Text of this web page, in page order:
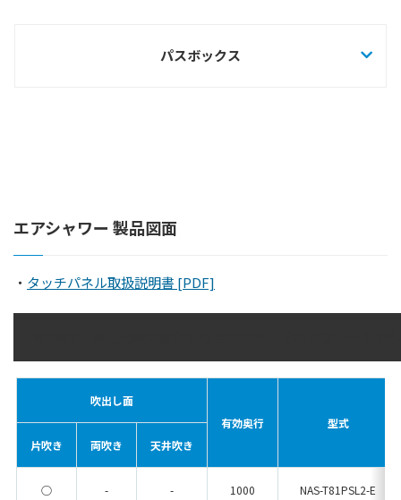
クリーンパッケージ モイストエアユニット
理念・代表あいさつ
自社工場の紹介
事業内容
生産受託サービス
選ばれる理由
生産受託について
パスボックス
エアシャワー 製品図面
・ タッチパネル取扱説明書 [PDF]
吹出し面
有効奥行
型式
片吹き
両吹き 天井吹き
○ - - 1000 NAS-T81PSL2-E